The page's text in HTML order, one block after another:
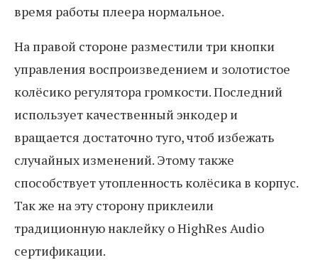
время работы плеера нормальное.
На правой стороне разместили три кнопки
управления воспроизведением и золотистое
колёсико регулятора громкости. Последний
использует качественный энкодер и
вращается достаточно туго, чтоб избежать
случайных изменений. Этому также
способствует утопленность колёсика в корпус.
Так же на эту сторону приклеили
традиционную наклейку о HighRes Audio
сертификации.